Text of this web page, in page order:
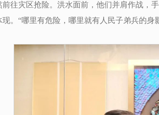
往灾区抢险。洪水面前，他们并肩作战，
。“哪里有危险，哪里就有人民子弟兵的身